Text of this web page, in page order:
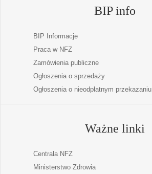
BIP info
BIP Informacje
Praca w NFZ
Zamówienia publiczne
Ogłoszenia o sprzedaży
Ogłoszenia o nieodpłatnym przekazaniu
Ważne linki
Centrala NFZ
Ministerstwo Zdrowia